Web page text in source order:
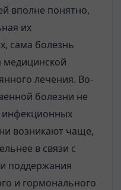
вполне понятно,
их
сама болезнь
лечения. Во-
болезни не
инфекционных
возникают чаще,
в связи с
поддержания
и гормонального